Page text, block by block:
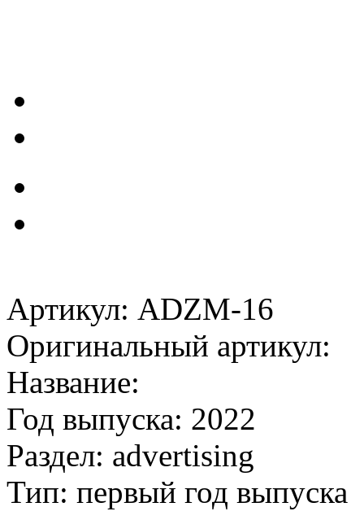
Артикул: ADZM-16
Оригинальный артикул:
Название:
Год выпуска: 2022
Раздел: advertising
Тип: первый год выпуска